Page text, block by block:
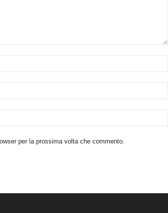
per la prossima volta che commento.